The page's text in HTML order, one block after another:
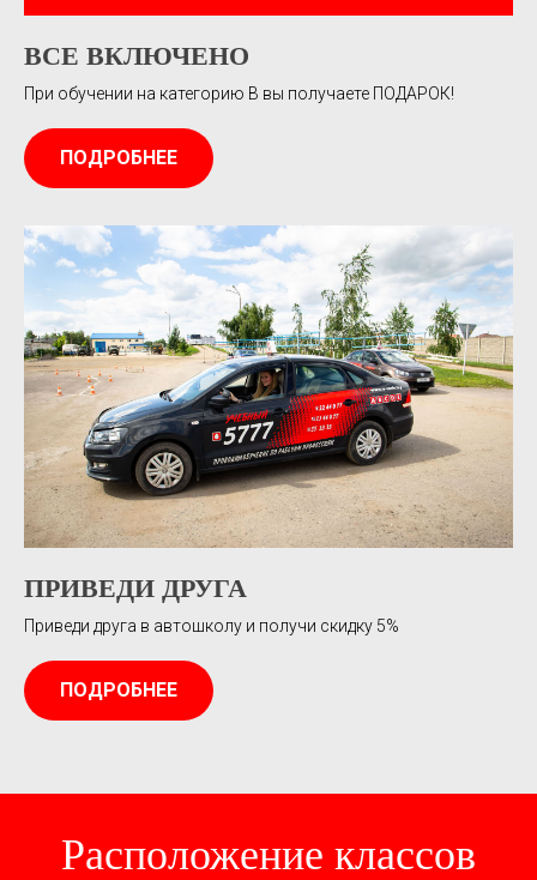
ВСЕ ВКЛЮЧЕНО
При обучении на категорию В вы получаете ПОДАРОК!
ПОДРОБНЕЕ
ПРИВЕДИ ДРУГА
Приведи друга в автошколу и получи скидку 5%
ПОДРОБНЕЕ
Расположение классов